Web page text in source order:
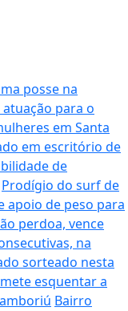
posse na
para o
em Santa
em escritório de
de
Prodígio do surf de
apoio de peso para
perdoa, vence
na
sorteado nesta
esquentar a
Bairro